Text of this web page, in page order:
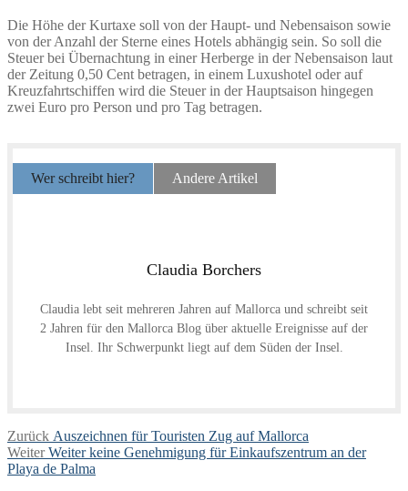
Die Höhe der Kurtaxe soll von der Haupt- und Nebensaison sowie
von der Anzahl der Sterne eines Hotels abhängig sein. So soll die
Steuer bei Übernachtung in einer Herberge in der Nebensaison laut
der Zeitung 0,50 Cent betragen, in einem Luxushotel oder auf
Kreuzfahrtschiffen wird die Steuer in der Hauptsaison hingegen
zwei Euro pro Person und pro Tag betragen.
Wer schreibt hier? Andere Artikel
Claudia Borchers
Claudia lebt seit mehreren Jahren auf Mallorca und schreibt seit
2 Jahren für den Mallorca Blog über aktuelle Ereignisse auf der
Insel. Ihr Schwerpunkt liegt auf dem Süden der Insel.
Beitragsnavigation
Zurück Vorheriger
Beitrag:
Auszeichnen für Touristen Zug auf Mallorca
Weiter Nächster
Beitrag:
Weiter keine Genehmigung für Einkaufszentrum an der
Playa de Palma